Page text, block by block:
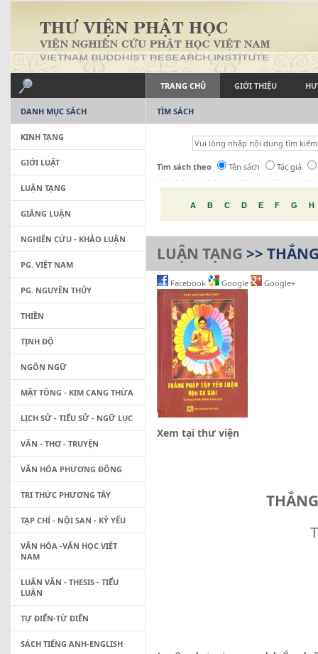
TRANG CHỦ GIỚI THIỆU
TÌM SÁCH
Tìm sách theo Tên sách Tác giả
A B C D E F G H
LUẬN TẠNG >>
Facebook Google Google+
Xem tại thư viện
DANH MỤC SÁCH
KINH TẠNG
GIỚI LUẬT
LUẬN TẠNG
GIẢNG LUẬN
NGHIÊN CỨU - KHẢO LUẬN
PG. VIỆT NAM
PG. NGUYÊN THỦY
THIỀN
TỊNH ĐỘ
NGÔN NGỮ
MẬT TÔNG - KIM CANG THỪA
LỊCH SỬ - TIỂU SỬ - NGỮ LỤC
VĂN - THƠ - TRUYỆN
VĂN HÓA PHƯƠNG ĐÔNG
TRI THỨC PHƯƠNG TÂY
TẠP CHÍ - NỘI SAN - KỶ YẾU
VĂN HÓA -VĂN HỌC VIỆT
NAM
LUẬN VĂN - THESIS - TIỂU
LUẬN
TỰ ĐIỂN-TỪ ĐIỂN
SÁCH TIẾNG ANH-ENGLISH